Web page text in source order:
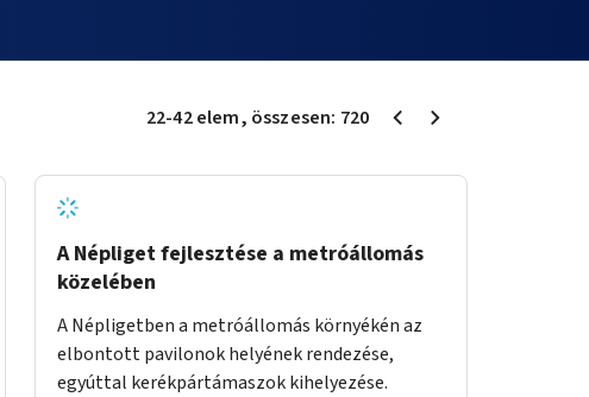
22-42elem, összesen: 720
A Népliget fejlesztése a metróállomás
közelében
A Népligetben a metróállomás környékén az
elbontott pavilonok helyének rendezése,
egyúttal kerékpártámaszok kihelyezése.